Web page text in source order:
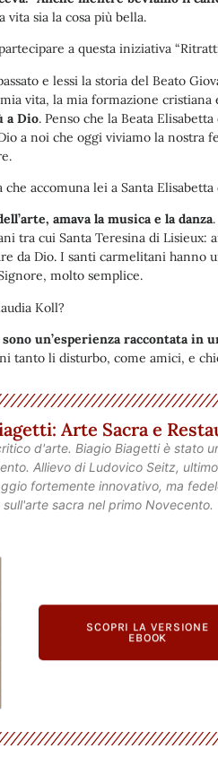
sia la cosa più bella.
a questa iniziativa
e lessi la storia del Beato
vita, la mia formazione cristiana
a Dio. Penso che la Beata
a noi che oggi viviamo la nostra
che accomuna lei a Santa
amava la musica e la danza
tra cui Santa Teresina di Lisieux:
da Dio. I santi carmelitani hanno
molto semplice.
Koll?
un’esperienza raccontata in
tanto li disturbo, come amici, e
Arte Sacra e
d'arte. Biagio Biagetti è stato
Allievo di Ludovico Seitz,
fortemente innovativo, ma
sacra nel primo Novecento.
SCOPRI LA VERSIONE
EBOOK